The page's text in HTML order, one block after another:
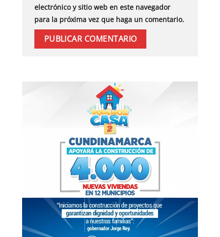
electrónico y sitio web en este navegador
para la próxima vez que haga un comentario.